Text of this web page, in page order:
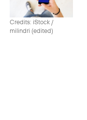
Credits: iStock /
milindri (edited)